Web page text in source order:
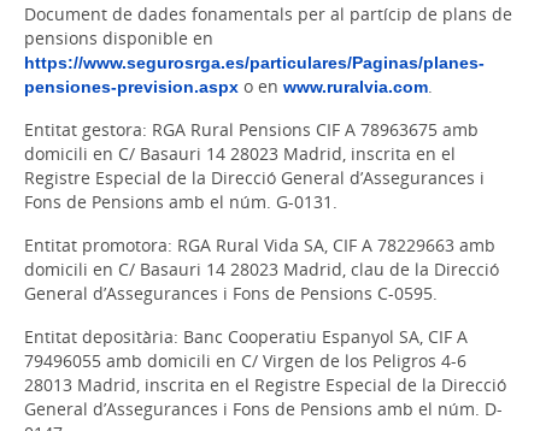
Document de dades fonamentals per al partícip de plans de
pensions disponible en
https://www.segurosrga.es/particulares/Paginas/planes-
pensiones-prevision.aspx o en www.ruralvia.com
Entitat gestora: RGA Rural Pensions CIF A 78963675 amb
domicili en C/ Basauri 14 28023 Madrid, inscrita en el
Registre Especial de la Direcció General d’Assegurances i
Fons de Pensions amb el núm. G-0131.
Entitat promotora: RGA Rural Vida SA, CIF A 78229663 amb
domicili en C/ Basauri 14 28023 Madrid, clau de la Direcció
General d’Assegurances i Fons de Pensions C-0595.
Entitat depositària: Banc Cooperatiu Espanyol SA, CIF A
79496055 amb domicili en C/ Virgen de los Peligros 4-6
28013 Madrid, inscrita en el Registre Especial de la Direcció
General d’Assegurances i Fons de Pensions amb el núm. D-